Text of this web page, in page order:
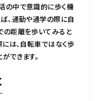
の中で意識的に歩く機
、通勤や通学の際に自
の距離を歩いてみると
には、自転車ではなく歩
できます。